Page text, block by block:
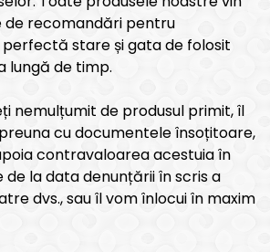
de recomandări pentru
stare și gata de folosit
lungă de timp.
nemulțumit de produsul primit, îl
cu documentele însoțitoare,
contravaloarea acestuia în
de la data denunțării în scris a
dvs., sau îl vom înlocui în maxim